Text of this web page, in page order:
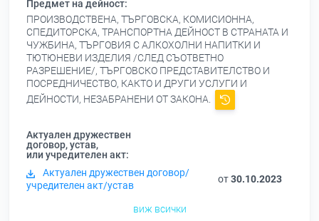
Предмет на дейност:
ПРОИЗВОДСТВЕНА, ТЪРГОВСКА, КОМИСИОННА,
СПЕДИТОРСКА, ТРАНСПОРТНА ДЕЙНОСТ В СТРАНАТА И
ЧУЖБИНА, ТЪРГОВИЯ С АЛКОХОЛНИ НАПИТКИ И
ТЮТЮНЕВИ ИЗДЕЛИЯ /СЛЕД СЪОТВЕТНО
РАЗРЕШЕНИЕ/, ТЪРГОВСКО ПРЕДСТАВИТЕЛСТВО И
ПОСРЕДНИЧЕСТВО, КАКТО И ДРУГИ УСЛУГИ И
ДЕЙНОСТИ, НЕЗАБРАНЕНИ ОТ ЗАКОНА.
Актуален дружествен
договор, устав,
или учредителен акт:
Актуален дружествен договор/
учредителен акт/устав
от30.10.2023
виж всички